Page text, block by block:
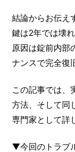
結論からお伝え
鍵は2年では壊れ
原因は錠前内部
ナンスで完全復
この記事では、
方法、そして同
専門家として詳
▼今回のトラブ